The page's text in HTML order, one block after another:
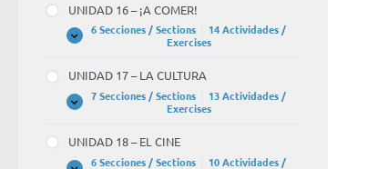
LOS
ALIMENTOS
UNIDAD 16 – ¡A COMER!
Expandir
UNIDAD
¡A
COMER!
6 Secciones / Sections
14 Actividades /
Exercises
UNIDAD 17 – LA CULTURA
Expandir
UNIDAD
LA
CULTURA
7 Secciones / Sections
13 Actividades /
Exercises
UNIDAD 18 – EL CINE
6 Secciones / Sections
10 Actividades /